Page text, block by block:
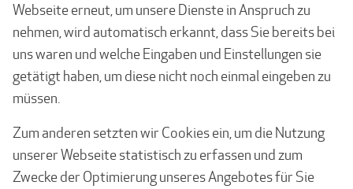
Webseite erneut, um unsere Dienste in Anspruch zu
nehmen, wird automatisch erkannt, dass Sie bereits bei
uns waren und welche Eingaben und Einstellungen sie
getätigt haben, um diese nicht noch einmal eingeben zu
müssen.
Zum anderen setzten wir Cookies ein, um die Nutzung
unserer Webseite statistisch zu erfassen und zum
Zwecke der Optimierung unseres Angebotes für Sie